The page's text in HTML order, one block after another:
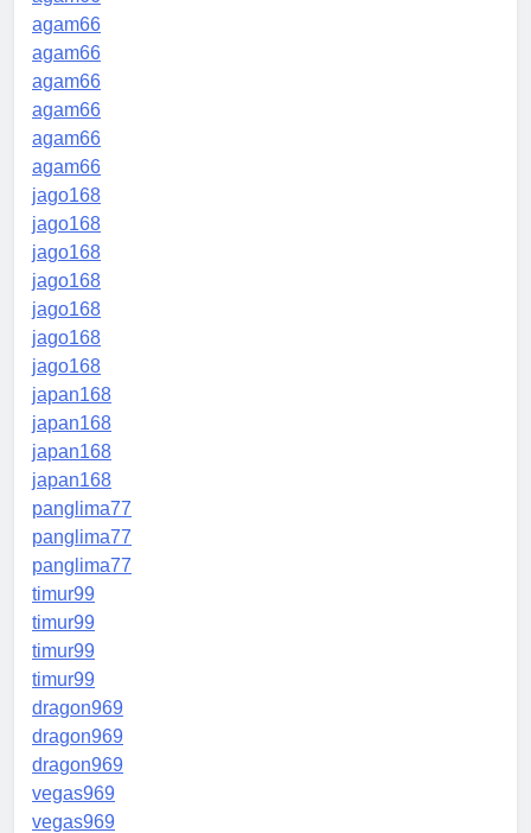
agam66
agam66
agam66
agam66
agam66
agam66
jago168
jago168
jago168
jago168
jago168
jago168
jago168
japan168
japan168
japan168
japan168
panglima77
panglima77
panglima77
timur99
timur99
timur99
timur99
dragon969
dragon969
dragon969
vegas969
vegas969